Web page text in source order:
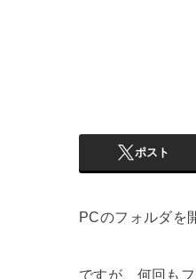
ポスト
PCのフォルダを
ですが、何回も